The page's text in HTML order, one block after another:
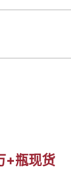
+瓶现货